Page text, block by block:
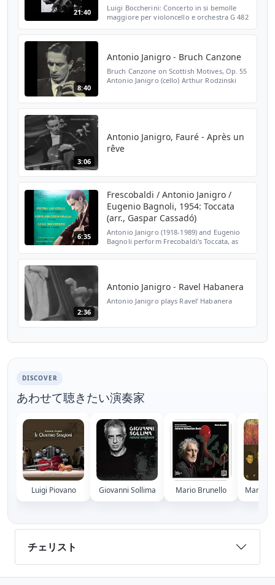
21:40
Luigi Boccherini: Concerto in si bemolle
maggiore per violoncello e orchestra G 482
8:40
Antonio Janigro - Bruch Canzone
Bruch Canzone on Scottish Motives, Op. 55
Antonio Janigro (cello) Arthur Rodzinski
3:06
Antonio Janigro, Fauré - Après un
rêve
6:35
Frescobaldi / Antonio Janigro /
Eugenio Bagnoli, 1954: Toccata
(arr., Gaspar Cassadó)
Antonio Janigro (1918-1989) and Eugenio
Bagnoli perform Frecobaldi's Toccata, as
2:36
Antonio Janigro - Ravel Habanera
Antonio Janigro plays Ravel’ Habanera
DISCOVER
あわせて聴きたい演奏家
Luigi Piovano Giovanni Sollima Mario Brunello Mario
チェリスト